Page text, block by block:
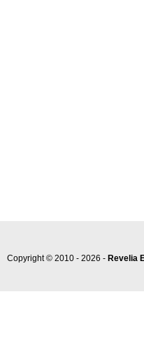
Copyright © 2010 - 2026 - Revelia